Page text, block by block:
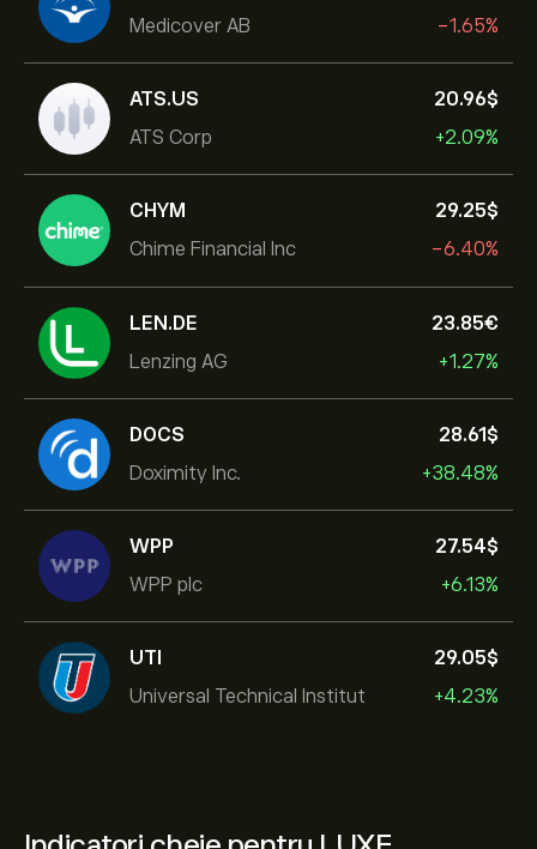
Medicover AB
-1.65%
ATS.US
ATS Corp
20.96‎$‎
+2.09%
CHYM
Chime Financial Inc
29.25‎$‎
-6.40%
LEN.DE
Lenzing AG
23.85‎€‎
+1.27%
DOCS
Doximity Inc.
28.61‎$‎
+38.48%
WPP
WPP plc
27.54‎$‎
+6.13%
UTI
Universal Technical Institut
29.05‎$‎
+4.23%